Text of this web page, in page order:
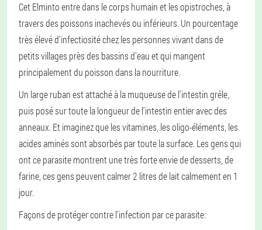
Cet Elminto entre dans le corps humain et les opistroches, à
travers des poissons inachevés ou inférieurs. Un pourcentage
très élevé d'infectiosité chez les personnes vivant dans de
petits villages près des bassins d'eau et qui mangent
principalement du poisson dans la nourriture.
Un large ruban est attaché à la muqueuse de l'intestin grêle,
puis posé sur toute la longueur de l'intestin entier avec des
anneaux. Et imaginez que les vitamines, les oligo-éléments, les
acides aminés sont absorbés par toute la surface. Les gens qui
ont ce parasite montrent une très forte envie de desserts, de
farine, ces gens peuvent calmer 2 litres de lait calmement en 1
jour.
Façons de protéger contre l'infection par ce parasite: